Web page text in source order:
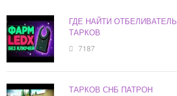
ГДЕ НАЙТИ ОТБЕЛИВАТЕЛЬ
ТАРКОВ
7187
ТАРКОВ СНБ ПАТРОН